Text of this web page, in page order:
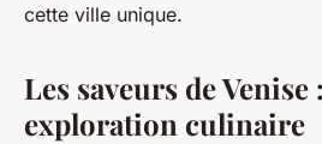
cette ville unique.
Les saveurs de Venise
exploration culinaire